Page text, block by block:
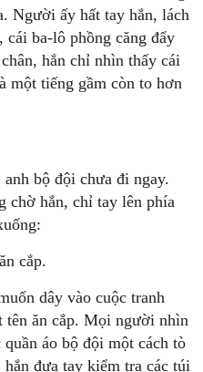
Người ấy hất tay hắn, lách
ba-lô phồng căng đẩy
hắn chỉ nhìn thấy cái
một tiếng gầm còn to hơn
bộ đội chưa đi ngay.
chờ hắn, chỉ tay lên phía
cắp.
dây vào cuộc tranh
tên ăn cắp. Mọi người nhìn
áo bộ đội một cách tò
đưa tay kiểm tra các túi